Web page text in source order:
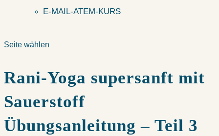
E-MAIL-ATEM-KURS
Seite wählen
Rani-Yoga supersanft mit
Sauerstoff
Übungsanleitung – Teil 3